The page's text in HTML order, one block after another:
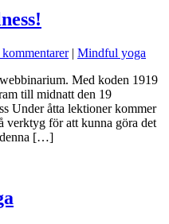
| Mindful yoga
Med koden 1919
till midnatt den 19
Under åtta lektioner kommer
verktyg för att kunna göra det
denna […]